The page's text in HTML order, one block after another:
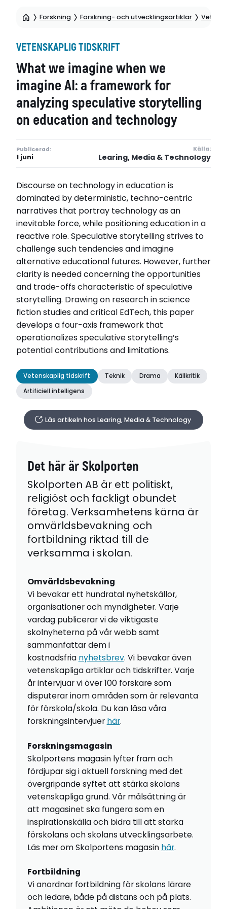
Forskning Forskning- och utvecklingsartiklar
VETENSKAPLIG TIDSKRIFT
What we imagine when we
imagine AI: a framework for
analyzing speculative storytelling
on education and technology
Publicerad:
1 juni
Källa:
Learing, Media & Technology
Discourse on technology in education is
dominated by deterministic, techno-centric
narratives that portray technology as an
inevitable force, while positioning education in a
reactive role. Speculative storytelling strives to
challenge such tendencies and imagine
alternative educational futures. However, further
clarity is needed concerning the opportunities
and trade-offs characteristic of speculative
storytelling. Drawing on research in science
fiction studies and critical EdTech, this paper
develops a four-axis framework that
operationalizes speculative storytelling’s
potential contributions and limitations.
Vetenskaplig tidskrift Teknik Drama
Källkritik
Artificiell intelligens
Läs artikeln hos Learing, Media & Technology
Det här är Skolporten
Skolporten AB är ett politiskt,
religiöst och fackligt obundet
företag. Verksamhetens kärna är
omvärldsbevakning och
fortbildning riktad till de
verksamma i skolan.
Omvärldsbevakning
Vi bevakar ett hundratal nyhetskällor,
organisationer och myndigheter. Varje
vardag publicerar vi de viktigaste
skolnyheterna på vår webb samt
sammanfattar dem i
kostnadsfria nyhetsbrev. Vi bevakar även
vetenskapliga artiklar och tidskrifter. Varje
år intervjuar vi över 100 forskare som
disputerar inom områden som är relevanta
för förskola/skola. Du kan läsa våra
forskningsintervjuer här.
Forskningsmagasin
Skolportens magasin lyfter fram och
fördjupar sig i aktuell forskning med det
övergripande syftet att stärka skolans
vetenskapliga grund. Vår målsättning är
att magasinet ska fungera som en
inspirationskälla och bidra till att stärka
förskolans och skolans utvecklingsarbete.
Läs mer om Skolportens magasin här.
Fortbildning
Vi anordnar fortbildning för skolans lärare
och ledare, både på distans och på plats.